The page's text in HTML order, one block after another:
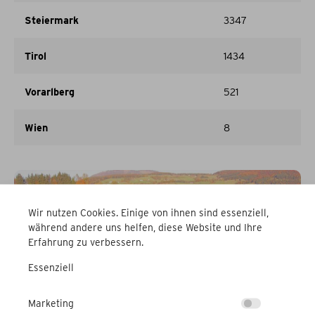
Wir nutzen Cookies. Einige von ihnen sind essenziell,
während andere uns helfen, diese Website und Ihre
Erfahrung zu verbessern.
Essenziell
Marketing
Steiermark 3347
Tirol 1434
Vorarlberg 521
Wien 8